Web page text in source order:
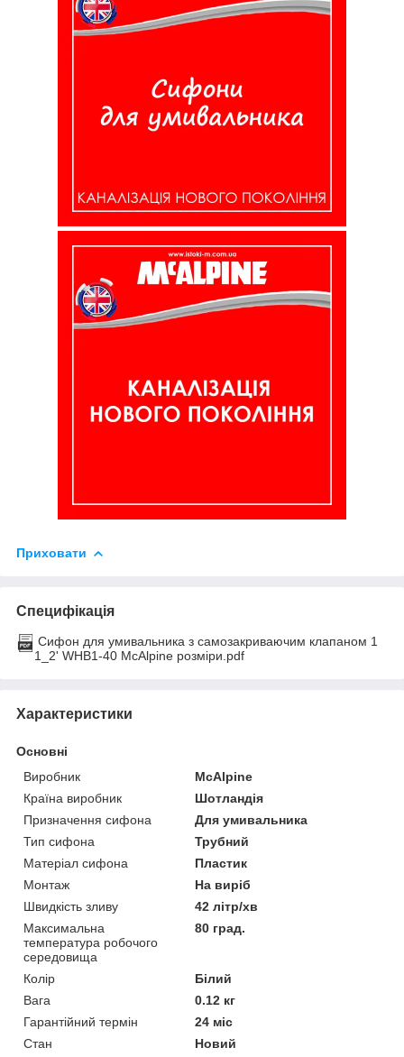
Приховати
Специфікація
Сифон для умивальника з самозакриваючим клапаном 1
1_2' WHB1-40 McAlpine розміри.pdf
Характеристики
Основні
Виробник
McAlpine
Країна виробник
Шотландія
Призначення сифона
Для умивальника
Тип сифона
Трубний
Матеріал сифона
Пластик
Монтаж
На виріб
Швидкість зливу
42 літр/хв
Максимальна
температура робочого
середовища
80 град.
Колір
Білий
Вага
0.12 кг
Гарантійний термін
24 міс
Стан
Новий